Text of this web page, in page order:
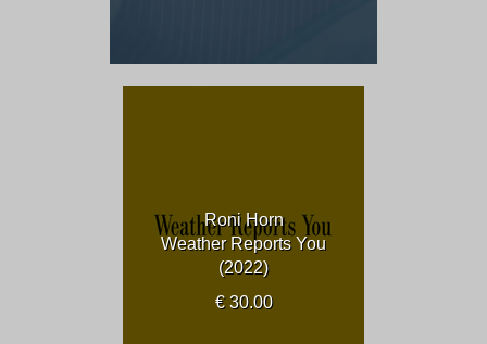
Roni Horn
Weather Reports You
(2022)
€ 30.00